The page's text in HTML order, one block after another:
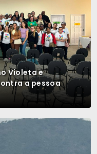
Violeta e
a pessoa